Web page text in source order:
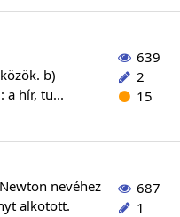
b)
a hír, tu...
639
2
15
nevéhez
alkotott.
687
1